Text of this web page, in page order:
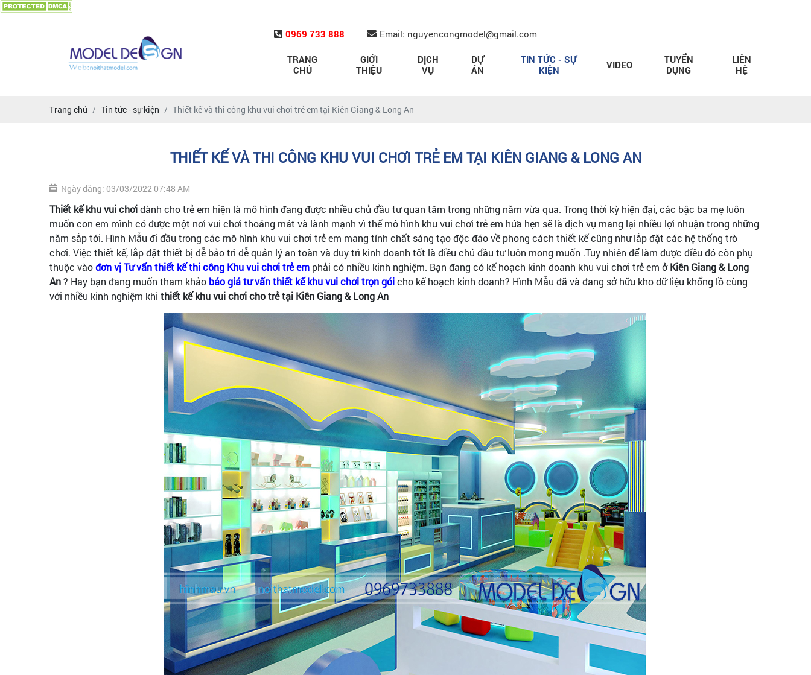
0969 733 888 Email: nguyencongmodel@gmail.com
TRANG
CHỦ
GIỚI
THIỆU
DỊCH
VỤ
DỰ
ÁN
TIN TỨC - SỰ
KIỆN
VIDEO
TUYỂN
DỤNG
LIÊN
HỆ
Trang chủ Tin tức - sự kiện Thiết kế và thi công khu vui chơi trẻ em tại Kiên Giang & Long An
THIẾT KẾ VÀ THI CÔNG KHU VUI CHƠI TRẺ EM TẠI KIÊN GIANG & LONG AN
Ngày đăng: 03/03/2022 07:48 AM
Thiết kế khu vui chơidành cho trẻ em hiện là mô hình đang được nhiều chủ đầu tư quan tâm trong những năm vừa qua. Trong thời kỳ hiện đại, các bậc ba mẹ luôn
muốn con em mình có được một nơi vui chơi thoáng mát và lành mạnh vì thế mô hình khu vui chơi trẻ em hứa hẹn sẽ là dịch vụ mang lại nhiều lợi nhuận trong những
năm sắp tới. Hình Mẫu đi đầu trong các mô hình khu vui chơi trẻ em mang tính chất sáng tạo độc đáo về phong cách thiết kế cũng như lắp đặt các hệ thống trò
chơi. Việc thiết kế, lắp đặt thiết bị dễ bảo trì dễ quản lý an toàn và duy trì kinh doanh tốt là điều chủ đầu tư luôn mong muốn .Tuy nhiên để làm được điều đó còn phụ
thuộc vàođơn vị Tư vấn thiết kế thi công Khu vui chơi trẻ em phải có nhiều kinh nghiệm. Bạn đang có kế hoạch kinh doanh khu vui chơi trẻ em ởKiên Giang & Long
An? Hay bạn đang muốn tham khảo báo giá tư vấn thiết kế khu vui chơi trọn góicho kế hoạch kinh doanh? Hình Mẫu đã và đang sở hữu kho dữ liệu khổng lồ cùng
với nhiều kinh nghiệm khi thiết kế khu vui chơi cho trẻ tại Kiên Giang & Long An